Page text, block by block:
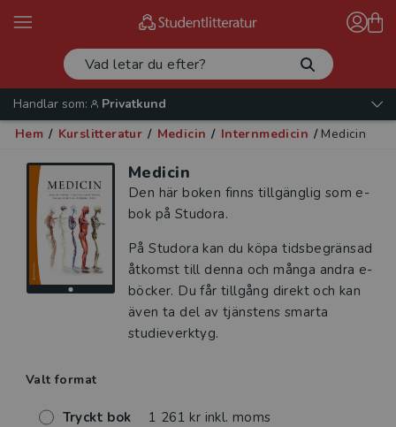
Handlar som:
Privatkund
Hem / Kurslitteratur / Medicin / Internmedicin / Medicin
Medicin
Den här boken finns tillgänglig som e-
bok på Studora.
På Studora kan du köpa tidsbegränsad
åtkomst till denna och många andra e-
böcker. Du får tillgång direkt och kan
även ta del av tjänstens smarta
studieverktyg.
Valt format
Tryckt bok 1 261 kr inkl. moms